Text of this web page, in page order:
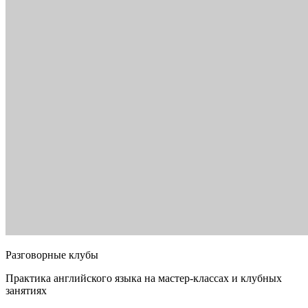
Разговорные клубы
Практика английского языка на мастер-классах и клубных
занятиях